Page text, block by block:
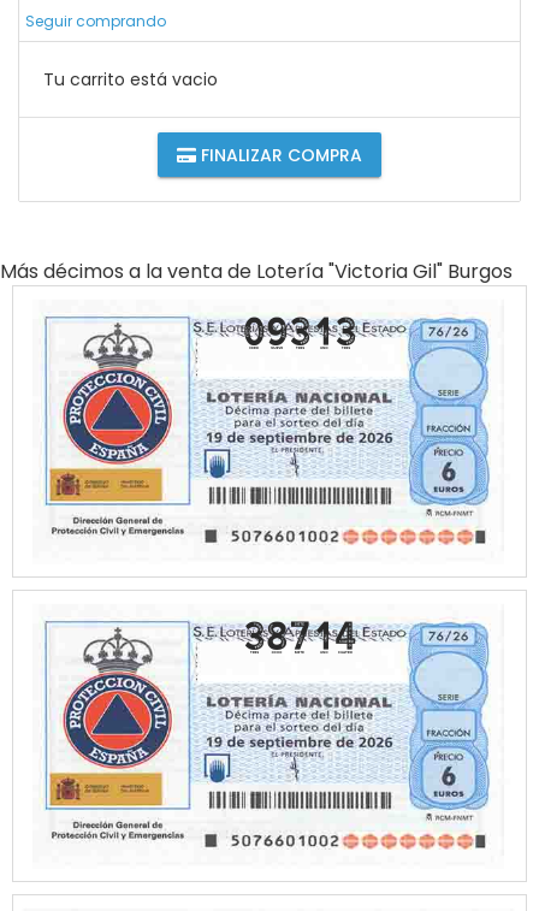
Seguir comprando
Tu carrito está vacio
FINALIZAR COMPRA
Más décimos a la venta de Lotería "victoria Gil" Burgos
09313
38714